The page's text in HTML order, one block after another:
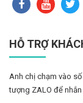
HỖ TRỢ
Anh chị chạm vào
tượng ZALO để